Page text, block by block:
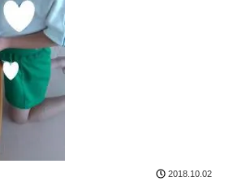
2018.10.02